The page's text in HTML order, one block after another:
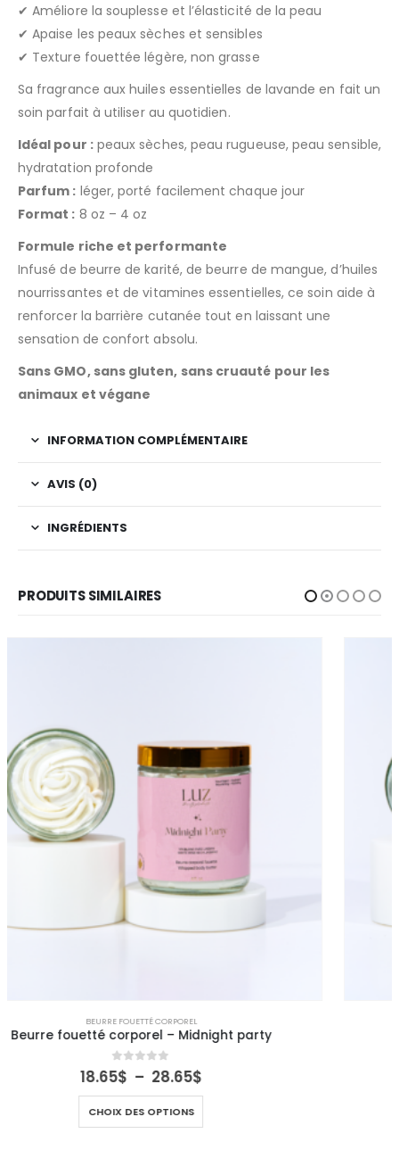
✔ Améliore la souplesse et l’élasticité de la peau
✔ Apaise les peaux sèches et sensibles
✔ Texture fouettée légère, non grasse
Sa fragrance aux huiles essentielles de lavande en fait un
soin parfait à utiliser au quotidien.
Idéal pour :peaux sèches, peau rugueuse, peau sensible,
hydratation profonde
Parfum : léger, porté facilement chaque jour
Format : 8 oz – 4 oz
Formule riche et performante
Infusé de beurre de karité, de beurre de mangue, d’huiles
nourrissantes et de vitamines essentielles, ce soin aide à
renforcer la barrière cutanée tout en laissant une
sensation de confort absolu.
Sans GMO, sans gluten, sans cruauté pour les
animaux et végane
INFORMATION COMPLÉMENTAIRE
AVIS (0)
INGRÉDIENTS
PRODUITS SIMILAIRES
EN RUPTURE
D'INVENTAIRE
BEURRE FOUETTÉ CORPOREL
Beurre fouetté corporel – Barba à papa
0out of 5
18.65$–
CHOIX DES OPTIONS